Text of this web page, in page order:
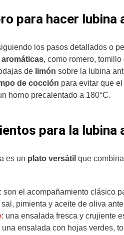
para hacer lubina
los pasos detallados o
aromáticas, como romero,
de limón sobre la lubina
de cocción para evitar que
horno precalentado a 180°C.
para la lubina
es un plato versátil que
: son el acompañamiento clásico
pimienta y aceite de oliva
: una ensalada fresca y crujiente
ensalada con hojas verdes,